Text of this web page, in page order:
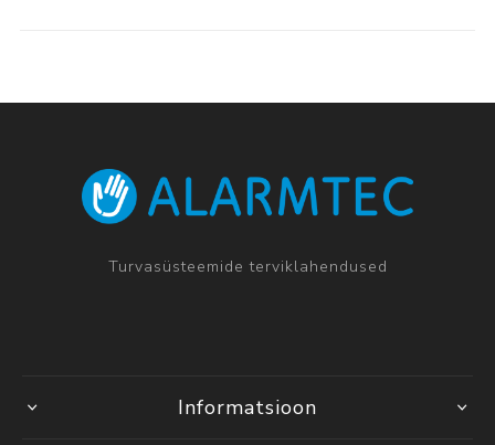
Turvasüsteemide terviklahendused
Informatsioon